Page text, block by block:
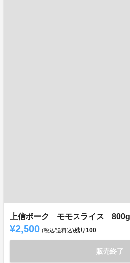
上信ポーク モモスライス 800g
¥2,500 (税込/送料込)残り100
販売終了